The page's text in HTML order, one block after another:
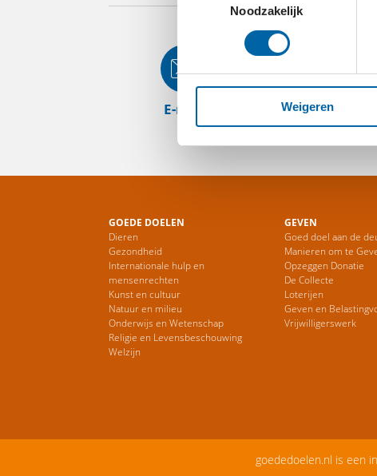
Noodzakelijk
Weigeren
E-mail
GOEDE DOELEN
Dieren
Gezondheid
Internationale hulp en
mensenrechten
Kunst en cultuur
Natuur en milieu
Onderwijs en Wetenschap
Religie en Levensbeschouwing
Welzijn
GEVEN
Goed doel aan de
Manieren om te
Opzeggen Donatie
De Collecte
Loterijen
Geven en
Vrijwilligerswerk
goededoelen.nl is een